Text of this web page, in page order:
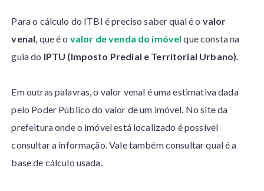
Para o cálculo do ITBI é preciso saber qual é o valor
venal , que é o valor de venda do imóvel que consta na
guia do IPTU (Imposto Predial e Territorial Urbano).
Em outras palavras, o valor venal é uma estimativa dada
pelo Poder Público do valor de um imóvel. No site da
prefeitura onde o imóvel está localizado é possível
consultar a informação. Vale também consultar qual é a
base de cálculo usada.